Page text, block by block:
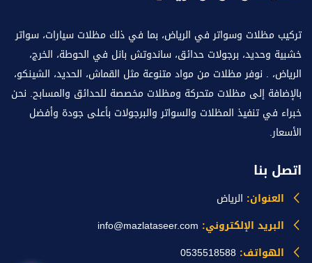
تركيب مظلات وسواتر في الرياض، بما في ذلك مظلات سيارات، سواتر
خشبية وحديد، برجولات حدائق، ساندوتش بانل في الحوطة، الخرج،
الرياض، . نوفر مظلات من مواد متنوعة مثل القماش، الحديد، الشينكو،
بالإضافة إلى مظلات متحركة ومظلات مخصصة للحدائق والمسابح. نحن
خبراء في تنفيذ المظلات والسواتر والبرجولات بأعلى جودة وأفضل
الأسعار.
اتصل بنا
العنوان: الرياض
البريد الإلكتروني: info@mazlataseer.com
الهواتف: 0535518588